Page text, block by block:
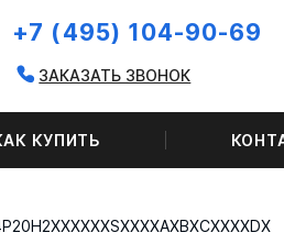
+7 (495) 104-90-69
ЗАКАЗАТЬ ЗВОНОК
КУПИТЬ